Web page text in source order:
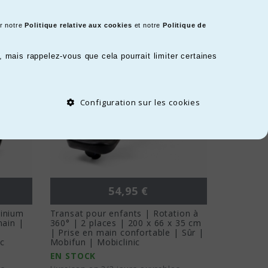
notrePolitique relative aux cookies et notrePolitique de
rappelez-vous que cela pourrait limiter certaines
Configuration sur les cookies
|
Prix
54,95 €
Transat pour enfants | Rotation à
360° | 2 places | 200 x 66 x 35 cm
| Prise en main confortable | Sûr |
Mobifun | Mobiclinic
EN STOCK